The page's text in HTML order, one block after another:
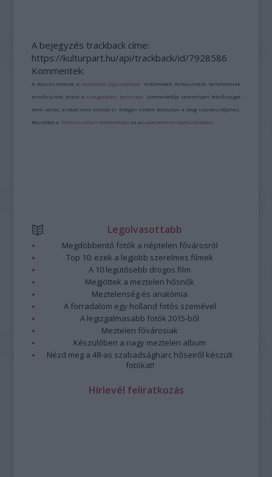
A bejegyzés trackback címe:
https://kulturpart.hu/api/trackback/id/7928586
Kommentek:
A hozzászólások avonatkozó jogszabályok értelmében felhasználói tartalomnak
minősülnek, értük a szolgáltatás technikai üzemeltetője semmilyen felelősséget
nem vállal, azokat nem ellenőrzi. Kifogás esetén forduljon a blog szerkesztőjéhez.
Részletek a Felhasználási feltételekben és azadatvédelmi tájékoztatóban
Legolvasottabb
Megdöbbentő fotók a néptelen fővárosról
Top 10: ezek a legjobb szerelmes filmek
A 10 legütősebb drogos film
Megjöttek a meztelen hősnők
Meztelenség és anatómia
A forradalom egy holland fotós szemével
A legizgalmasabb fotók 2015-ből
Meztelen fővárosiak
Készülőben a nagy meztelen album
Nézd meg a 48-as szabadságharc hőseiről készült
fotókat!
Hírlevél feliratkozás